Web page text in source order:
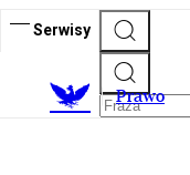
Serwisy
Prawo